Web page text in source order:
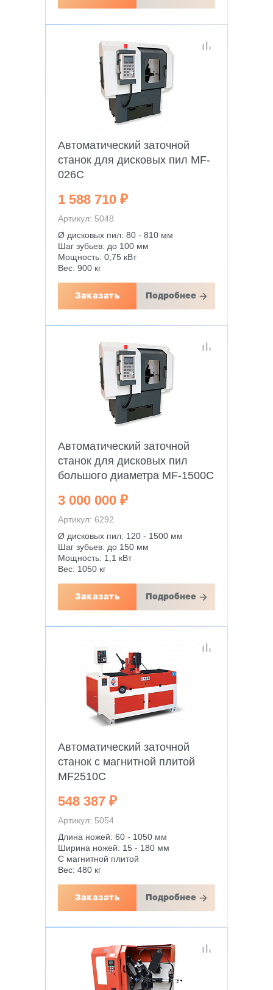
Автоматический заточной
станок для дисковых пил MF-
026C
1 588 710 ₽
Артикул: 5048
Ø дисковых пил: 80 - 810 мм
Шаг зубьев: до 100 мм
Мощность: 0,75 кВт
Вес: 900 кг
Заказать Подробнее
Автоматический заточной
станок для дисковых пил
большого диаметра MF-1500C
3 000 000 ₽
Артикул: 6292
Ø дисковых пил: 120 - 1500 мм
Шаг зубьев: до 150 мм
Мощность: 1,1 кВт
Вес: 1050 кг
Заказать Подробнее
Автоматический заточной
станок с магнитной плитой
MF2510C
548 387 ₽
Артикул: 5054
Длина ножей: 60 - 1050 мм
Ширина ножей: 15 - 180 мм
С магнитной плитой
Вес: 480 кг
Заказать Подробнее